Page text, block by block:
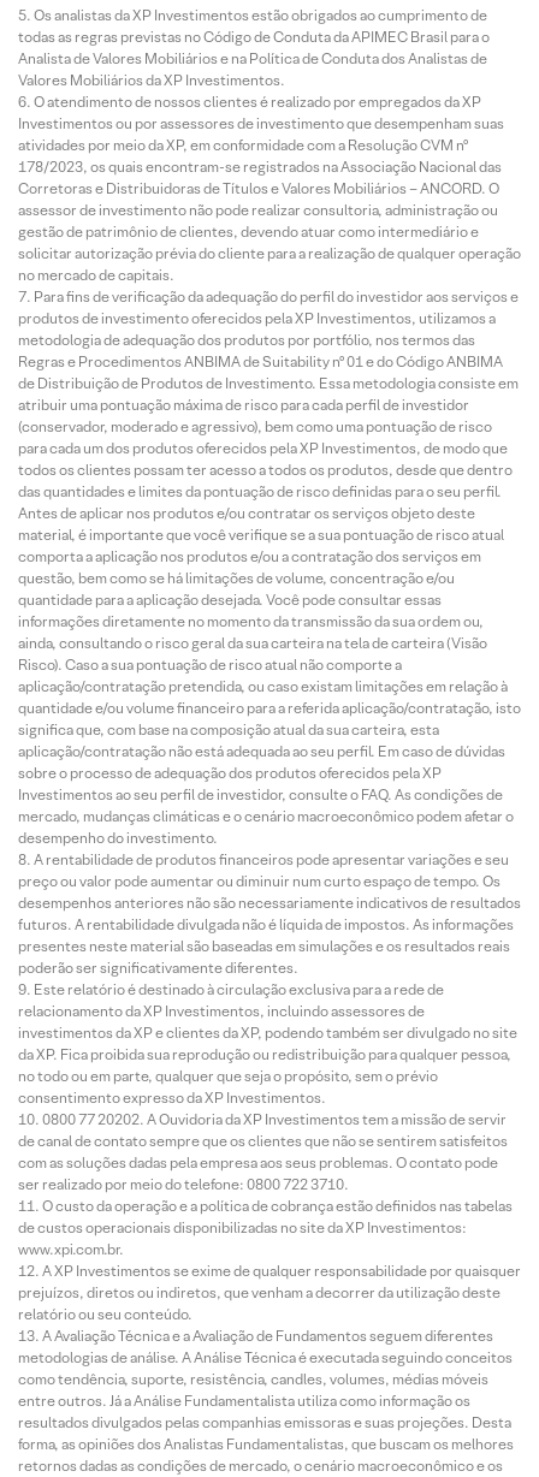
Os analistas da XP Investimentos estão obrigados ao cumprimento de
todas as regras previstas no Código de Conduta da APIMEC Brasil para o
Analista de Valores Mobiliários e na Política de Conduta dos Analistas de
Valores Mobiliários da XP Investimentos.
O atendimento de nossos clientes é realizado por empregados da XP
Investimentos ou por assessores de investimento que desempenham suas
atividades por meio da XP, em conformidade com a Resolução CVM nº
178/2023, os quais encontram-se registrados na Associação Nacional das
Corretoras e Distribuidoras de Títulos e Valores Mobiliários – ANCORD. O
assessor de investimento não pode realizar consultoria, administração ou
gestão de patrimônio de clientes, devendo atuar como intermediário e
solicitar autorização prévia do cliente para a realização de qualquer operação
no mercado de capitais.
Para fins de verificação da adequação do perfil do investidor aos serviços e
produtos de investimento oferecidos pela XP Investimentos, utilizamos a
metodologia de adequação dos produtos por portfólio, nos termos das
Regras e Procedimentos ANBIMA de Suitability nº 01 e do Código ANBIMA
de Distribuição de Produtos de Investimento. Essa metodologia consiste em
atribuir uma pontuação máxima de risco para cada perfil de investidor
(conservador, moderado e agressivo), bem como uma pontuação de risco
para cada um dos produtos oferecidos pela XP Investimentos, de modo que
todos os clientes possam ter acesso a todos os produtos, desde que dentro
das quantidades e limites da pontuação de risco definidas para o seu perfil.
Antes de aplicar nos produtos e/ou contratar os serviços objeto deste
material, é importante que você verifique se a sua pontuação de risco atual
comporta a aplicação nos produtos e/ou a contratação dos serviços em
questão, bem como se há limitações de volume, concentração e/ou
quantidade para a aplicação desejada. Você pode consultar essas
informações diretamente no momento da transmissão da sua ordem ou,
ainda, consultando o risco geral da sua carteira na tela de carteira (Visão
Risco). Caso a sua pontuação de risco atual não comporte a
aplicação/contratação pretendida, ou caso existam limitações em relação à
quantidade e/ou volume financeiro para a referida aplicação/contratação, isto
significa que, com base na composição atual da sua carteira, esta
aplicação/contratação não está adequada ao seu perfil. Em caso de dúvidas
sobre o processo de adequação dos produtos oferecidos pela XP
Investimentos ao seu perfil de investidor, consulte o FAQ. As condições de
mercado, mudanças climáticas e o cenário macroeconômico podem afetar o
desempenho do investimento.
A rentabilidade de produtos financeiros pode apresentar variações e seu
preço ou valor pode aumentar ou diminuir num curto espaço de tempo. Os
desempenhos anteriores não são necessariamente indicativos de resultados
futuros. A rentabilidade divulgada não é líquida de impostos. As informações
presentes neste material são baseadas em simulações e os resultados reais
poderão ser significativamente diferentes.
Este relatório é destinado à circulação exclusiva para a rede de
relacionamento da XP Investimentos, incluindo assessores de
investimentos da XP e clientes da XP, podendo também ser divulgado no site
da XP. Fica proibida sua reprodução ou redistribuição para qualquer pessoa,
no todo ou em parte, qualquer que seja o propósito, sem o prévio
consentimento expresso da XP Investimentos.
0800 77 20202. A Ouvidoria da XP Investimentos tem a missão de servir
de canal de contato sempre que os clientes que não se sentirem satisfeitos
com as soluções dadas pela empresa aos seus problemas. O contato pode
ser realizado por meio do telefone: 0800 722 3710.
O custo da operação e a política de cobrança estão definidos nas tabelas
de custos operacionais disponibilizadas no site da XP Investimentos:
www.xpi.com.br.
A XP Investimentos se exime de qualquer responsabilidade por quaisquer
prejuízos, diretos ou indiretos, que venham a decorrer da utilização deste
relatório ou seu conteúdo.
A Avaliação Técnica e a Avaliação de Fundamentos seguem diferentes
metodologias de análise. A Análise Técnica é executada seguindo conceitos
como tendência, suporte, resistência, candles, volumes, médias móveis
entre outros. Já a Análise Fundamentalista utiliza como informação os
resultados divulgados pelas companhias emissoras e suas projeções. Desta
forma, as opiniões dos Analistas Fundamentalistas, que buscam os melhores
retornos dadas as condições de mercado, o cenário macroeconômico e os